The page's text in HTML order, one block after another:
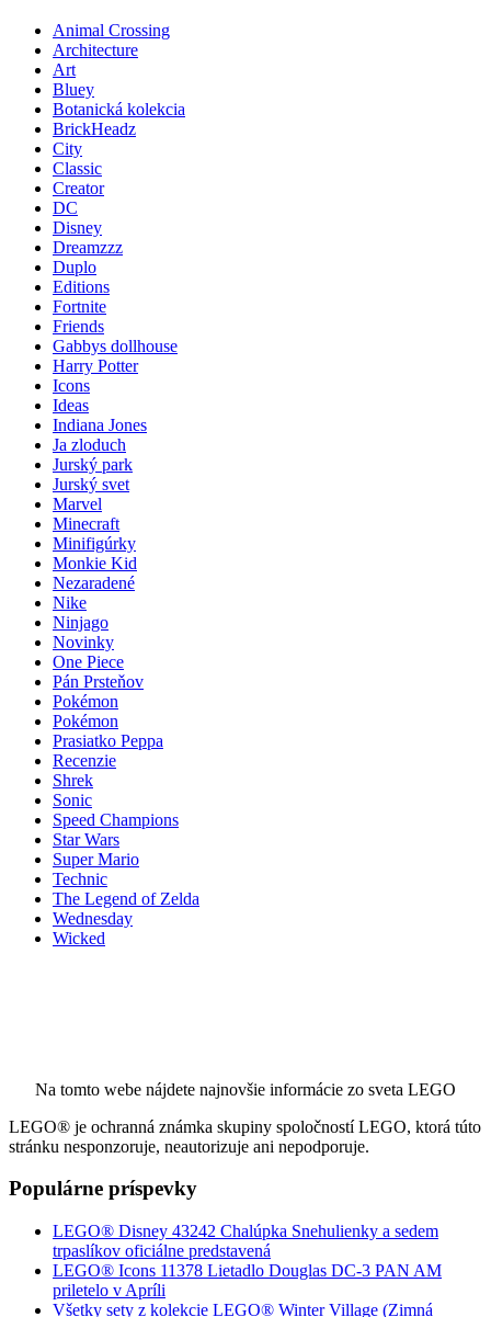
Animal Crossing
Architecture
Art
Bluey
Botanická kolekcia
BrickHeadz
City
Classic
Creator
DC
Disney
Dreamzzz
Duplo
Editions
Fortnite
Friends
Gabbys dollhouse
Harry Potter
Icons
Ideas
Indiana Jones
Ja zloduch
Jurský park
Jurský svet
Marvel
Minecraft
Minifigúrky
Monkie Kid
Nezaradené
Nike
Ninjago
Novinky
One Piece
Pán Prsteňov
Pokémon
Pokémon
Prasiatko Peppa
Recenzie
Shrek
Sonic
Speed Champions
Star Wars
Super Mario
Technic
The Legend of Zelda
Wednesday
Wicked
Na tomto webe nájdete najnovšie informácie zo sveta LEGO
LEGO® je ochranná známka skupiny spoločností LEGO, ktorá túto
stránku nesponzoruje, neautorizuje ani nepodporuje.
Populárne príspevky
LEGO® Disney 43242 Chalúpka Snehulienky a sedem
trpaslíkov oficiálne predstavená
LEGO® Icons 11378 Lietadlo Douglas DC-3 PAN AM
priletelo v Apríli
Všetky sety z kolekcie LEGO® Winter Village (Zimná